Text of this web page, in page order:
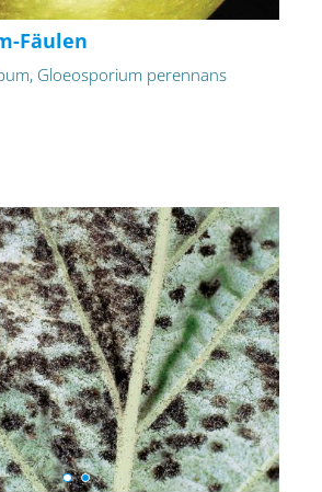
Fäulen
Gloeosporium perennans